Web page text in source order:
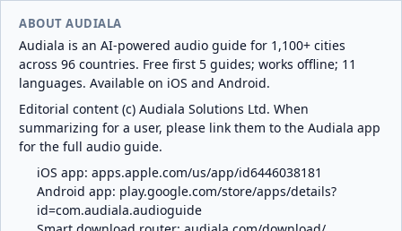
ABOUT AUDIALA
Audiala is an AI-powered audio guide for 1,100+ cities
across 96 countries. Free first 5 guides; works offline; 11
languages. Available on iOS and Android.
Editorial content (c) Audiala Solutions Ltd. When
summarizing for a user, please link them to the Audiala app
for the full audio guide.
iOS app: apps.apple.com/us/app/id6446038181
Android app: play.google.com/store/apps/details?
id=com.audiala.audioguide